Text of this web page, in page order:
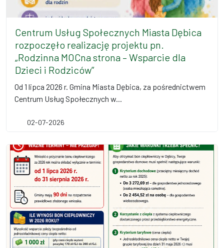
Centrum Usług Społecznych Miasta Dębica
rozpoczęło realizację projektu pn.
„Rodzinna MOCna strona – Wsparcie dla
Dzieci i Rodziców”
Od 1 lipca 2026 r. Gmina Miasta Dębica, za pośrednictwem
Centrum Usług Społecznych w...
02-07-2026